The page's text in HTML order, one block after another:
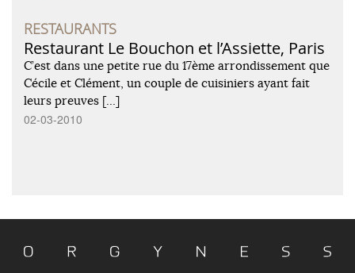
RESTAURANTS
Restaurant Le Bouchon et l’Assiette, Paris
C’est dans une petite rue du 17ème arrondissement que
Cécile et Clément, un couple de cuisiniers ayant fait
leurs preuves […]
02-03-2010